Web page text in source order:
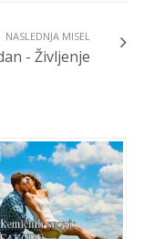
NASLEDNJA MISEL
- Življenje